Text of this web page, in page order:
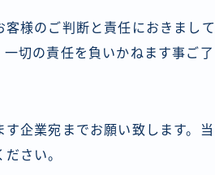
様のご判断と責任におきまして
切の責任を負いかねます事ご了
企業宛までお願い致します。当
さい。